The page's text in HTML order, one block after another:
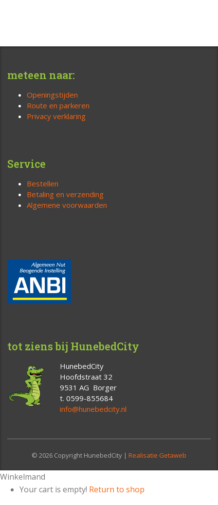
meteen naar:
Openingstijden
Route en parkeren
Privacy verklaring
Service
Bestellen
Betaling en verzending
Algemene voorwaarden
tot ziens bij HunebedCity
HunebedCity
Hoofdstraat 32
9531 AG Borger
t. 0599-855684
info@hunebedcity.nl
© 2026 Copyright HunebedCity | Realisatie Getaweb
Winkelmand
Your cart is empty! Return to shop